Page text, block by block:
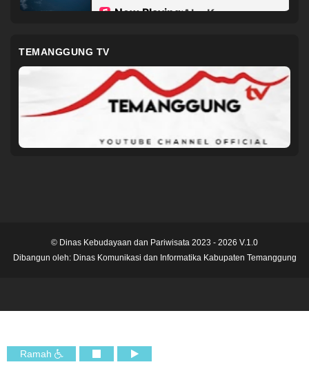
TEMANGGUNG TV
© Dinas Kebudayaan dan Pariwisata 2023 - 2026 V.1.0
Dibangun oleh: Dinas Komunikasi dan Informatika Kabupaten Temanggung
Ramah